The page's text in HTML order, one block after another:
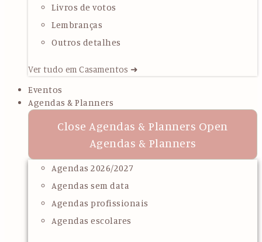
Livros de votos
Lembranças
Outros detalhes
Ver tudo em Casamentos ➜
Eventos
Agendas & Planners
Close Agendas & Planners Open
Agendas & Planners
Agendas 2026/2027
Agendas sem data
Agendas profissionais
Agendas escolares